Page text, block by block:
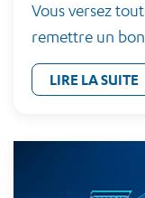
Vous versez
remettre un
LIRE LA SUITE